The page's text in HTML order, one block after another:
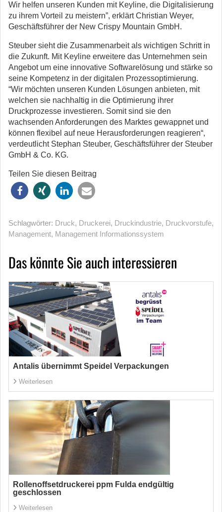
Wir helfen unseren Kunden mit Keyline, die Digitalisierung
zu ihrem Vorteil zu meistern”, erklärt Christian Weyer,
Geschäftsführer der New Crispy Mountain GmbH.
Steuber sieht die Zusammenarbeit als wichtigen Schritt in
die Zukunft. Mit Keyline erweitere das Unternehmen sein
Angebot um eine innovative Softwarelösung und stärke so
seine Kompetenz in der digitalen Prozessoptimierung.
“Wir möchten unseren Kunden Lösungen anbieten, mit
welchen sie nachhaltig in die Optimierung ihrer
Druckprozesse investieren. Somit sind sie den
wachsenden Anforderungen des Marktes gewappnet und
können flexibel auf neue Herausforderungen reagieren“,
verdeutlicht Stephan Steuber, Geschäftsführer der Steuber
GmbH & Co. KG.
Teilen Sie diesen Beitrag
Schlagwörter: Druck, Druckerei, Druckindustrie, Druckvorstufe,
Management, Management Informations­system
Das könnte Sie auch interessieren
Antalis übernimmt Speidel Verpackungen
Weiterlesen
Rollenoffsetdruckerei ppm Fulda endgültig
geschlossen
Weiterlesen